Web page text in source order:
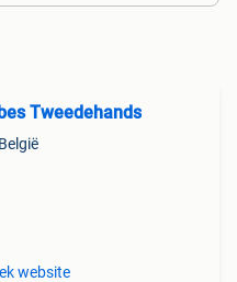
Tweedehands
website